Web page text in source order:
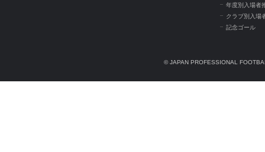
年度別入場者
クラブ別入場
記念ゴール
© JAPAN PROFESSIONAL